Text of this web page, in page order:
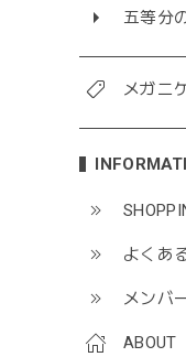
五等分
メガニ
よくあ
メンバ
ABOUT